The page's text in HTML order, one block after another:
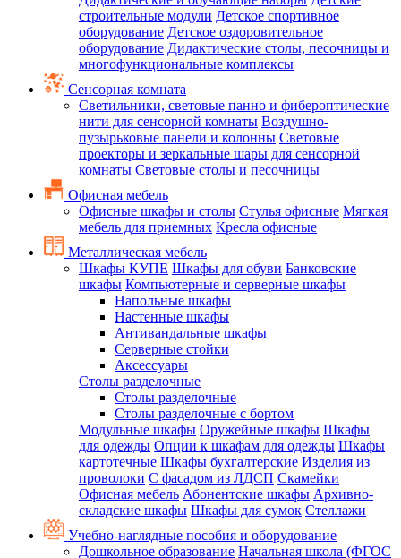
строительные модули Детское спортивное
оборудование Детское оздоровительное
оборудование Дидактические столы, песочницы и
многофункциональные комплексы
Сенсорная комната
Светильники, световые панно и фибероптические
нити для сенсорной комнаты Воздушно-
пузырьковые панели и колонны Световые
проекторы и зеркальные шары для сенсорной
комнаты Световые столы и песочницы
Офисная мебель
Офисные шкафы и столы Стулья офисные Мягкая
мебель для приемных Кресла офисные
Металлическая мебель
Шкафы КУПЕ Шкафы для обуви Банковские
шкафы Компьютерные и серверные шкафы
Напольные шкафы
Настенные шкафы
Антивандальные шкафы
Серверные стойки
Аксессуары
Столы разделочные
Столы разделочные
Столы разделочные с бортом
Модульные шкафы Оружейные шкафы Шкафы
для одежды Опции к шкафам для одежды Шкафы
картотечные Шкафы бухгалтерские Изделия из
проволоки С фасадом из ЛДСП Скамейки
Офисная мебель Абонентские шкафы Архивно-
складские шкафы Шкафы для сумок Стеллажи
Учебно-наглядные пособия и оборудование
Дошкольное образование Начальная школа (ФГОС